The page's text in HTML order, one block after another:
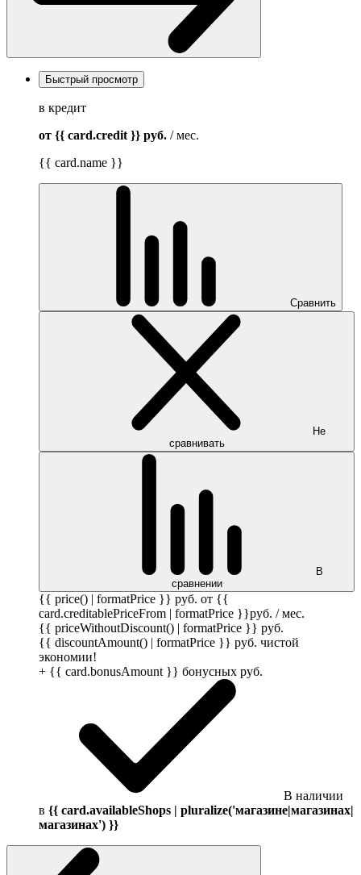
Быстрый просмотр
в кредит
от {{ card.credit }} руб. / мес.
{{ card.name }}
Сравнить
Не
сравнивать
В
сравнении
{{ price() | formatPrice }} руб. от {{
card.creditablePriceFrom | formatPrice }}руб. / мес.
{{ priceWithoutDiscount() | formatPrice }} руб.
{{ discountAmount() | formatPrice }} руб. чистой
экономии!
+ {{ card.bonusAmount }} бонусных руб.
В наличии
в {{ card.availableShops | pluralize('магазине|магазинах|
магазинах') }}